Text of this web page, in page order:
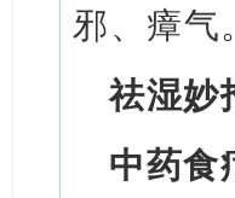
邪、瘴气
祛湿妙
中药食